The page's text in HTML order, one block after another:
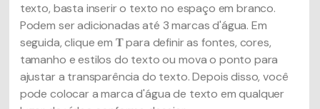
texto, basta inserir o texto no espaço em branco.
Podem ser adicionadas até 3 marcas d'água. Em
seguida, clique em Tpara definir as fontes, cores,
tamanho e estilos do texto ou mova o ponto para
ajustar a transparência do texto. Depois disso, você
pode colocar a marca d'água de texto em qualquer